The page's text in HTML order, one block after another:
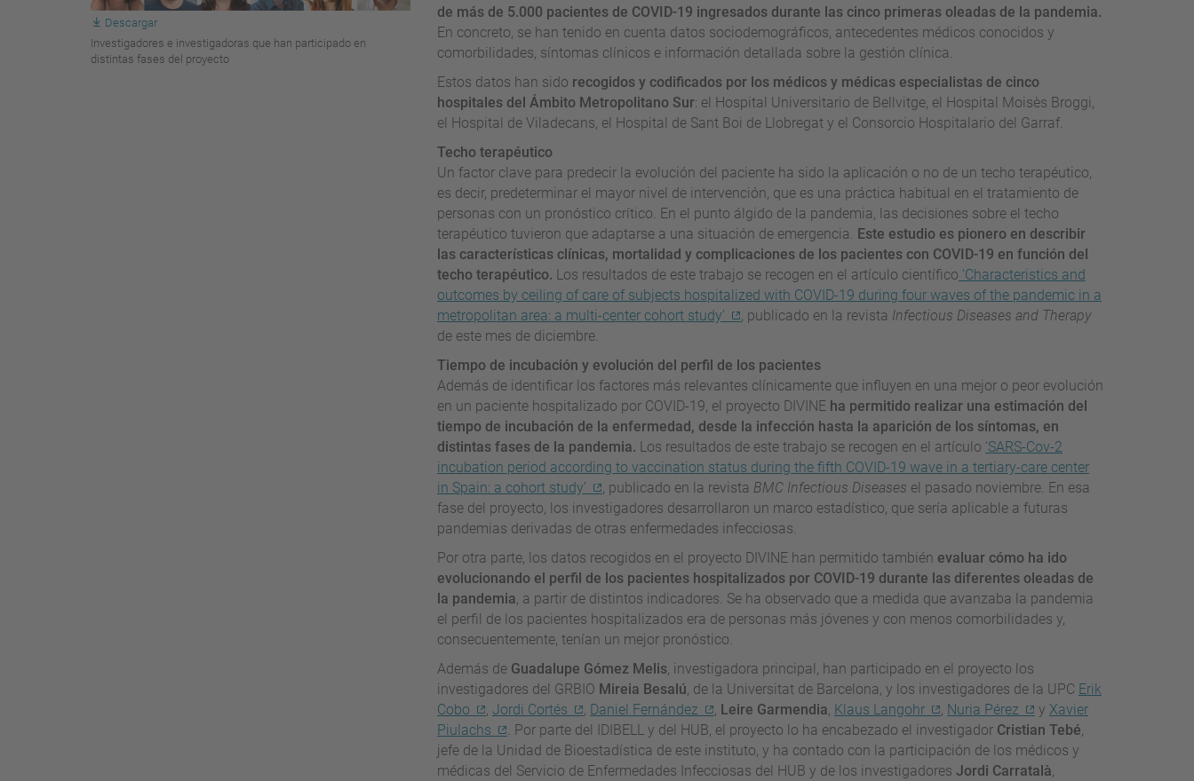
Descargar
Investigadores e investigadoras que han participado en
distintas fases del proyecto
de más de 5.000 pacientes de COVID-19 ingresados durante las cinco primeras oleadas de la pandemia.
En concreto, se han tenido en cuenta datos sociodemográficos, antecedentes médicos conocidos y
comorbilidades, síntomas clínicos e información detallada sobre la gestión clínica.
Estos datos han sido recogidos y codificados por los médicos y médicas especialistas de cinco
hospitales del Ámbito Metropolitano Sur: el Hospital Universitario de Bellvitge, el Hospital Moisès Broggi,
el Hospital de Viladecans, el Hospital de Sant Boi de Llobregat y el Consorcio Hospitalario del Garraf.
Techo terapéutico
Un factor clave para predecir la evolución del paciente ha sido la aplicación o no de un techo terapéutico,
es decir, predeterminar el mayor nivel de intervención, que es una práctica habitual en el tratamiento de
personas con un pronóstico crítico. En el punto álgido de la pandemia, las decisiones sobre el techo
terapéutico tuvieron que adaptarse a una situación de emergencia. Este estudio es pionero en describir
las características clínicas, mortalidad y complicaciones de los pacientes con COVID-19 en función del
techo terapéutico. Los resultados de este trabajo se recogen en el artículo científico ‘Characteristics and
outcomes by ceiling of care of subjects hospitalized with COVID-19 during four waves of the pandemic in a
metropolitan area: a multi-center cohort study’
, publicado en la revista Infectious Diseases and Therapy
de este mes de diciembre.
Tiempo de incubación y evolución del perfil de los pacientes
Además de identificar los factores más relevantes clínicamente que influyen en una mejor o peor evolución
en un paciente hospitalizado por COVID-19, el proyecto DIVINE ha permitido realizar una estimación del
tiempo de incubación de la enfermedad, desde la infección hasta la aparición de los síntomas, en
distintas fases de la pandemia. Los resultados de este trabajo se recogen en el artículo ‘SARS-Cov-2
incubation period according to vaccination status during the fifth COVID-19 wave in a tertiary-care center
in Spain: a cohort study’
, publicado en la revista BMC Infectious Diseases el pasado noviembre. En esa
fase del proyecto, los investigadores desarrollaron un marco estadístico, que sería aplicable a futuras
pandemias derivadas de otras enfermedades infecciosas.
Por otra parte, los datos recogidos en el proyecto DIVINE han permitido también evaluar cómo ha ido
evolucionando el perfil de los pacientes hospitalizados por COVID-19 durante las diferentes oleadas de
la pandemia, a partir de distintos indicadores. Se ha observado que a medida que avanzaba la pandemia
el perfil de los pacientes hospitalizados era de personas más jóvenes y con menos comorbilidades y,
consecuentemente, tenían un mejor pronóstico.
Además de Guadalupe Gómez Melis, investigadora principal, han participado en el proyecto los
investigadores del GRBIO Mireia Besalú, de la Universitat de Barcelona, y los investigadores de la UPC Erik
Cobo
, Jordi Cortés , Daniel Fernández , Leire Garmendia, Klaus Langohr , Nuria Pérez y Xavier
Piulachs
. Por parte del IDIBELL y del HUB, el proyecto lo ha encabezado el investigador Cristian Tebé,
jefe de la Unidad de Bioestadística de este instituto, y ha contado con la participación de los médicos y
médicas del Servicio de Enfermedades Infecciosas del HUB y de los investigadores Jordi Carratalà,